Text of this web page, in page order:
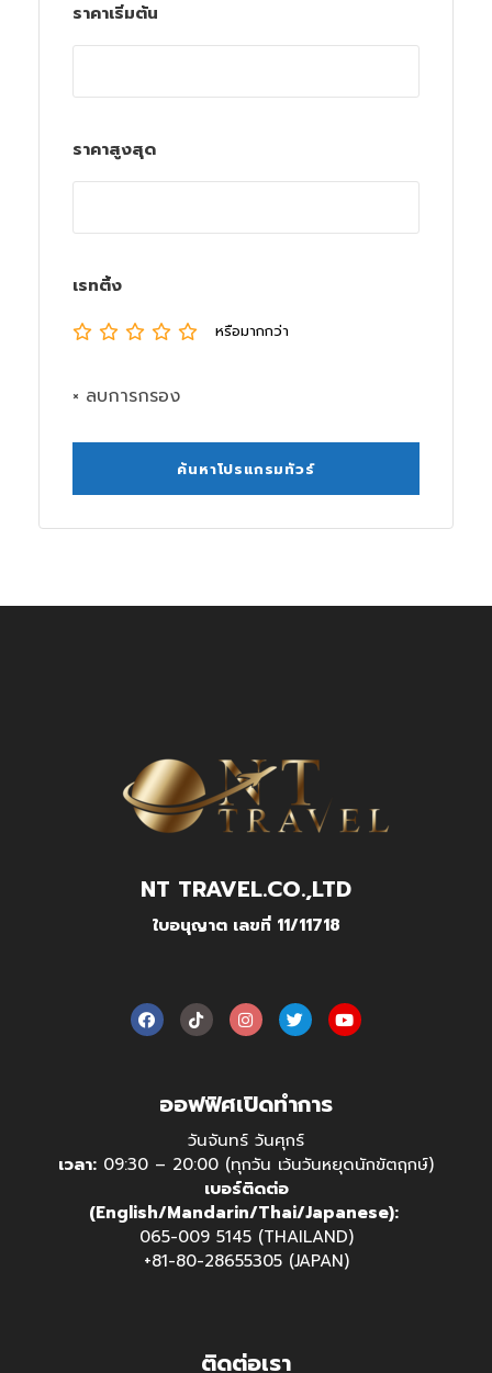
ราคาเริ่มต้น
ราคาสูงสุด
เรทติ้ง
หรือมากกว่า
× ลบการกรอง
NT TRAVEL.CO.,LTD
ใบอนุญาต เลขที่ 11/11718
ออฟฟิศเปิดทำการ
วันจันทร์ วันศุกร์
เวลา: 09:30 – 20:00 (ทุกวัน เว้นวันหยุดนักขัตฤกษ์)
เบอร์ติดต่อ
(English/Mandarin/Thai/Japanese):
065-009 5145 (THAILAND)
+81-80-28655305 (JAPAN)
ติดต่อเรา